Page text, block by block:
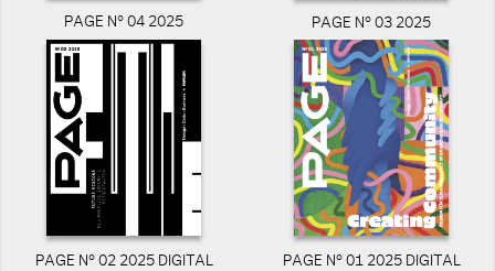
PAGE N° 04 2025 PAGE N° 03 2025
PAGE N° 02 2025 DIGITAL PAGE N° 01 2025 DIGITAL